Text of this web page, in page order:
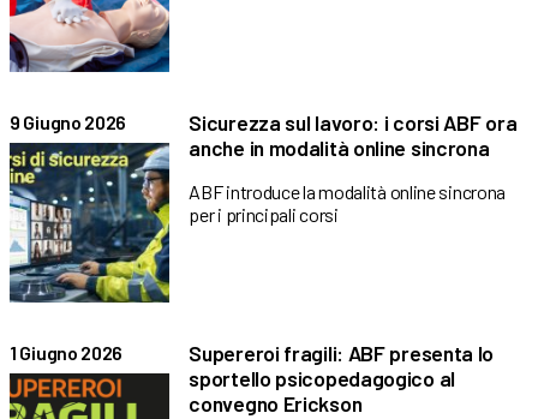
9 Giugno 2026
Sicurezza sul lavoro: i corsi ABF ora
anche in modalità online sincrona
ABF introduce la modalità online sincrona
per i principali corsi
1 Giugno 2026
Supereroi fragili: ABF presenta lo
sportello psicopedagogico al
convegno Erickson